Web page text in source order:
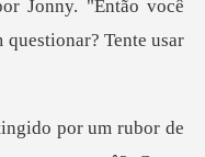
Jonny. "Então você
or um rubor de